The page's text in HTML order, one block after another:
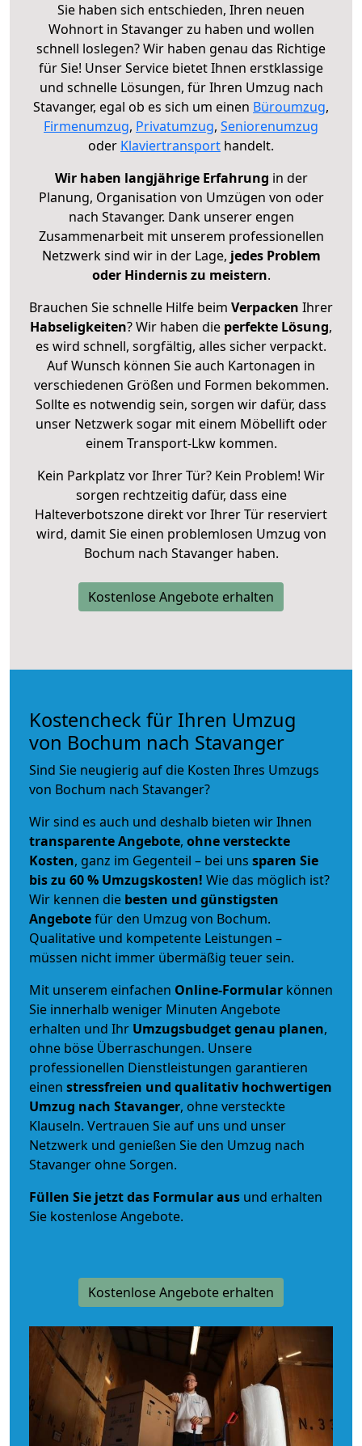
Sie haben sich entschieden, Ihren neuen
Wohnort in Stavanger zu haben und wollen
schnell loslegen? Wir haben genau das Richtige
für Sie! Unser Service bietet Ihnen erstklassige
und schnelle Lösungen, für Ihren Umzug nach
Stavanger, egal ob es sich um einen Büroumzug,
Firmenumzug, Privatumzug, Seniorenumzug
oder Klaviertransport handelt.
Wir haben langjährige Erfahrung in der
Planung, Organisation von Umzügen von oder
nach Stavanger. Dank unserer engen
Zusammenarbeit mit unserem professionellen
Netzwerk sind wir in der Lage, jedes Problem
oder Hindernis zu meistern.
Brauchen Sie schnelle Hilfe beim Verpacken Ihrer
Habseligkeiten? Wir haben die perfekte Lösung,
es wird schnell, sorgfältig, alles sicher verpackt.
Auf Wunsch können Sie auch Kartonagen in
verschiedenen Größen und Formen bekommen.
Sollte es notwendig sein, sorgen wir dafür, dass
unser Netzwerk sogar mit einem Möbellift oder
einem Transport-Lkw kommen.
Kein Parkplatz vor Ihrer Tür? Kein Problem! Wir
sorgen rechtzeitig dafür, dass eine
Halteverbotszone direkt vor Ihrer Tür reserviert
wird, damit Sie einen problemlosen Umzug von
Bochum nach Stavanger haben.
Kostenlose Angebote erhalten
Kostencheck für Ihren Umzug
von Bochum nach Stavanger
Sind Sie neugierig auf die Kosten Ihres Umzugs
von Bochum nach Stavanger?
Wir sind es auch und deshalb bieten wir Ihnen
transparente Angebote, ohne versteckte
Kosten, ganz im Gegenteil – bei uns sparen Sie
bis zu 60 % Umzugskosten! Wie das möglich ist?
Wir kennen die besten und günstigsten
Angebotefür den Umzug von Bochum.
Qualitative und kompetente Leistungen –
müssen nicht immer übermäßig teuer sein.
Mit unserem einfachen Online-Formular können
Sie innerhalb weniger Minuten Angebote
erhalten und Ihr Umzugsbudgetgenau planen,
ohne böse Überraschungen. Unsere
professionellen Dienstleistungen garantieren
einen stressfreien und qualitativ hochwertigen
Umzug nach Stavanger, ohne versteckte
Klauseln. Vertrauen Sie auf uns und unser
Netzwerk und genießen Sie den Umzug nach
Stavanger ohne Sorgen.
Füllen Sie jetzt das Formular aus und erhalten
Sie kostenlose Angebote.
Kostenlose Angebote erhalten